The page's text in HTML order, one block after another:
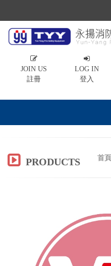
JOIN US
註冊
LOG IN
登入
首頁
PRODUCTS